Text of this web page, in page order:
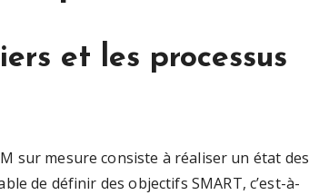
et les processus
sur mesure consiste à réaliser un état des
de définir des objectifs SMART, c’est-à-